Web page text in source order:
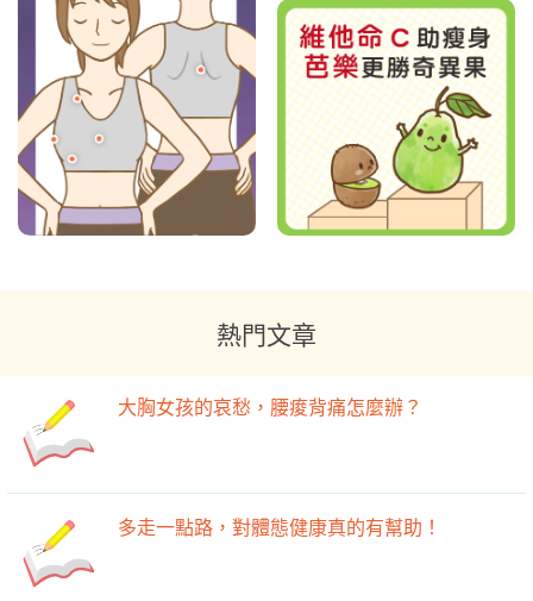
熱門文章
大胸女孩的哀愁，腰痠背痛怎麼辦？
多走一點路，對體態健康真的有幫助！